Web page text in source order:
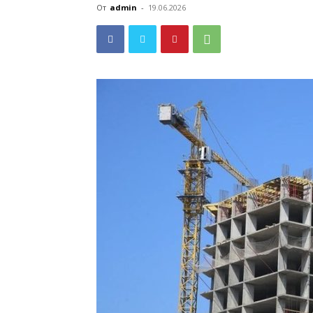
От admin - 19.06.2026